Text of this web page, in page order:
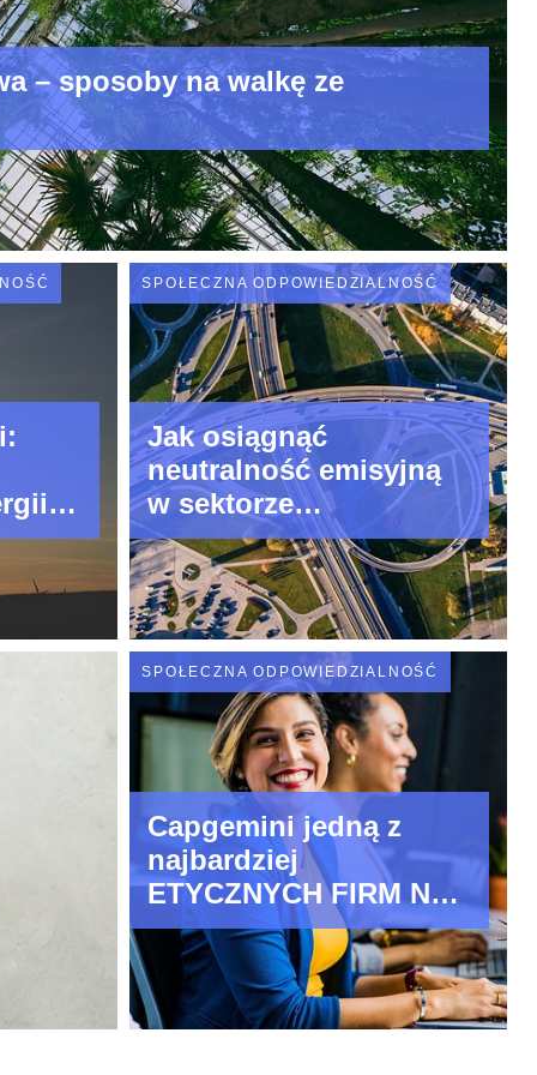
– sposoby na walkę ze
SPOŁECZNA ODPOWIEDZIALNOŚĆ
Jak osiągnąć
neutralność emisyjną
w sektorze
biznesowym?
SPOŁECZNA ODPOWIEDZIALNOŚĆ
Capgemini jedną z
najbardziej
ETYCZNYCH FIRM NA
ŚWIECIE 2021 już po
raz dziewiąty z rzędu